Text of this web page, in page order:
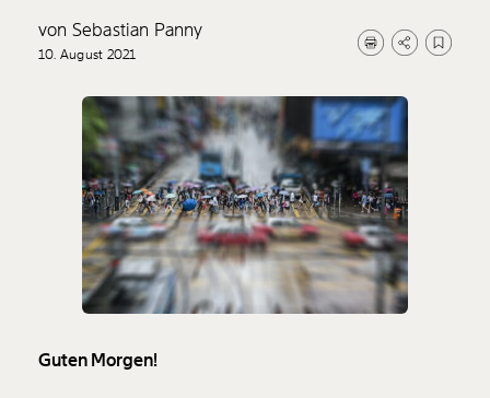
von Sebastian Panny
10. August 2021
Guten Morgen!